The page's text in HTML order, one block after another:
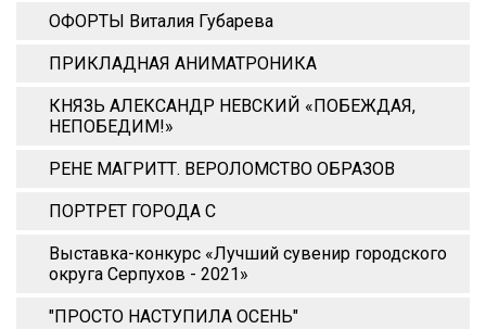
ОФОРТЫ Виталия Губарева
ПРИКЛАДНАЯ АНИМАТРОНИКА
КНЯЗЬ АЛЕКСАНДР НЕВСКИЙ «ПОБЕЖДАЯ,
НЕПОБЕДИМ!»
РЕНЕ МАГРИТТ. ВЕРОЛОМСТВО ОБРАЗОВ
ПОРТРЕТ ГОРОДА С
Выставка-конкурс «Лучший сувенир городского
округа Серпухов - 2021»
"ПРОСТО НАСТУПИЛА ОСЕНЬ"